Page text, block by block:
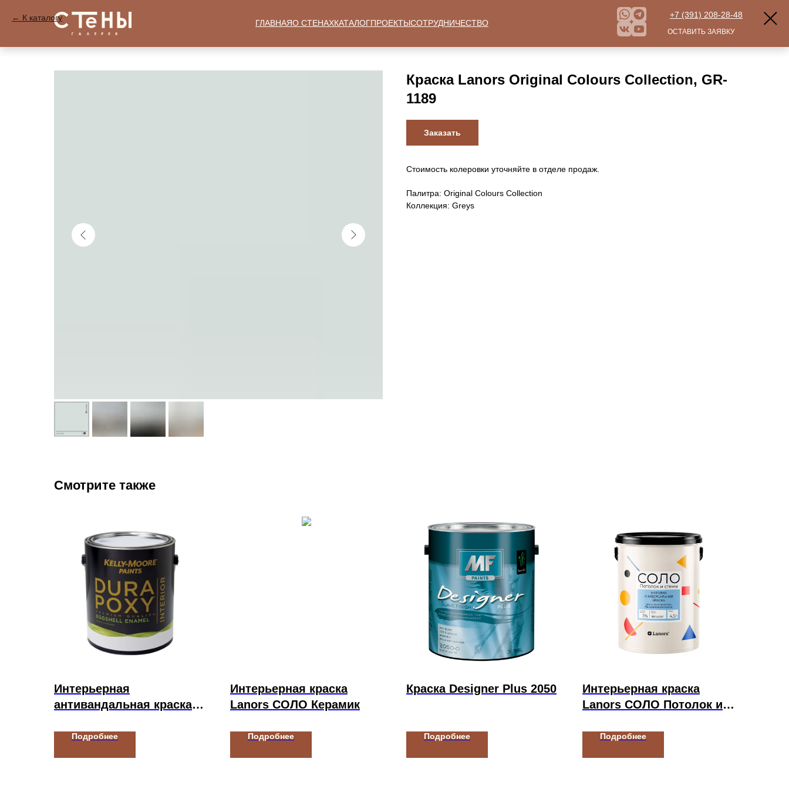
К каталогу
Краска Lanors Original Colours Collection, GR-
1189
Заказать
Стоимость колеровки уточняйте в отделе продаж.
Палитра: Original Colours Collection
Коллекция: Greys
Смотрите также
Интерьерная
антивандальная краска
DURAPOXY INTERIOR
Подробнее
Интерьерная краска
Lanors СОЛО Керамик
Подробнее
Краска Designer Plus 2050
Подробнее
Интерьерная краска
Lanors СОЛО Потолок и
Подробнее
ГЛАВНАЯО СТЕНАХКАТАЛОГПРОЕКТЫСОТРУДНИЧЕСТВО
+7 (391) 208-28-48
ОСТАВИТЬ ЗАЯВКУ